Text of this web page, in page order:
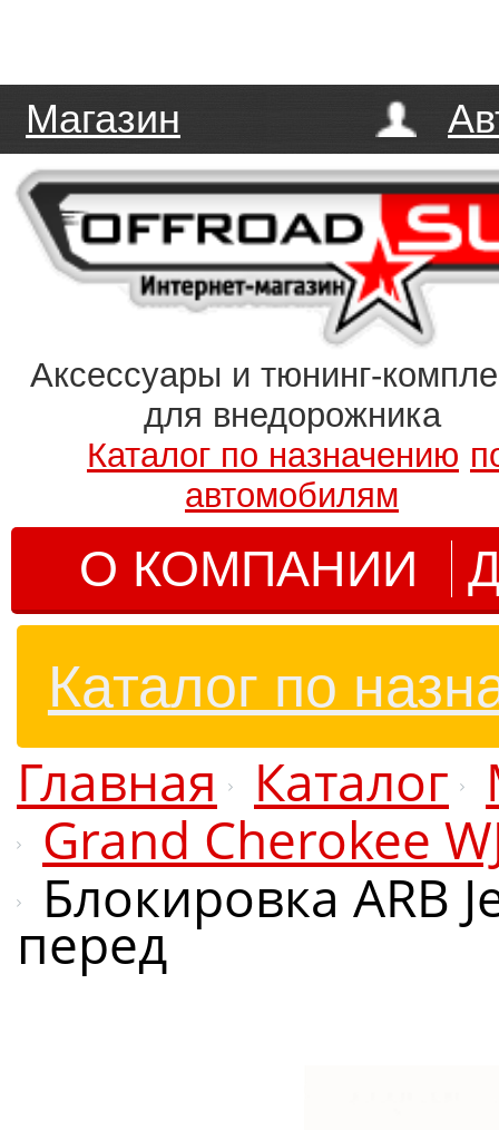
Магазин
Аксессуары и тюнинг-
для внедорожника
Каталог по назначению
автомобилям
О КОМПАНИИ
Каталог по
Главная Каталог
Grand Cherokee
Блокировка ARB
перед